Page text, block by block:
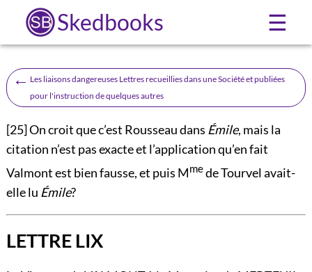
Skedbooks ☰
← Les liaisons dangereuses Lettres recueillies dans une Société et publiées
pour l'instruction de quelques autres
[25]On croit que c’est Rousseau dans Émile, mais la
citation n’est pas exacte et l’application qu’en fait
Valmont est bien fausse, et puis Mmede Tourvel avait-
elle lu Émile?
LETTRE LIX